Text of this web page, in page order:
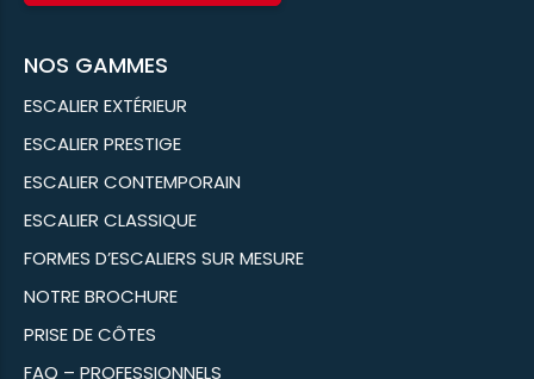
NOS GAMMES
ESCALIER EXTÉRIEUR
ESCALIER PRESTIGE
ESCALIER CONTEMPORAIN
ESCALIER CLASSIQUE
FORMES D’ESCALIERS SUR MESURE
NOTRE BROCHURE
PRISE DE CÔTES
FAQ – PROFESSIONNELS